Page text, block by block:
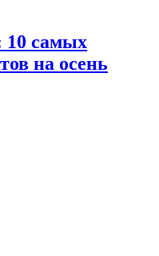
самых
на осень